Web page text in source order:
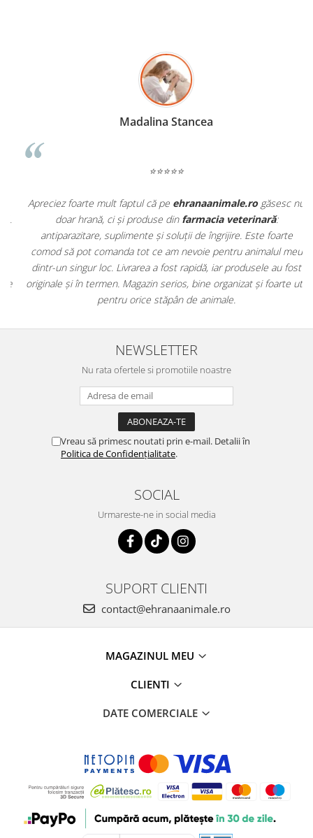
Madalina Stancea
⭐⭐⭐⭐⭐
Apreciez foarte mult faptul că peehranaanimale.rogăsesc nu
doar hrană, ci și produse dinfarmacia veterinară:
antiparazitare, suplimente și soluții de îngrijire. Este foarte
comod să pot comanda tot ce am nevoie pentru animalul meu
dintr-un singur loc. Livrarea a fost rapidă, iar produsele au fost
originale și în termen. Magazin serios, bine organizat și foarte util
pentru orice stăpân de animale.
NEWSLETTER
Nu rata ofertele si promotiile noastre
Vreau să primesc noutati prin e-mail. Detalii în
Politica de Confidențialitate.
SOCIAL
Urmareste-ne in social media
SUPORT CLIENTI
contact@ehranaanimale.ro
MAGAZINUL MEU
CLIENTI
DATE COMERCIALE